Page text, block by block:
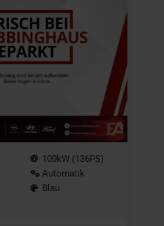
100kW (136PS)
Automatik
Blau